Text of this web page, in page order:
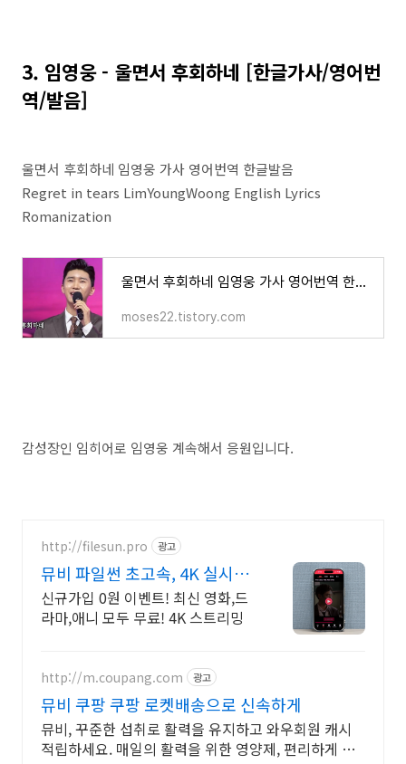
3. 임영웅 - 울면서 후회하네 [한글가사/영어번
역/발음]
울면서 후회하네 임영웅 가사 영어번역 한글발음
Regret in tears LimYoungWoong English Lyrics
Romanization
울면서 후회하네 임영웅 가사 영어번역 한글발음 Regret in tears LimYoungWoong English Lyrics Romanization
moses22.tistory.com
감성장인 임히어로 임영웅 계속해서 응원입니다.
http://filesun.pro 광고
뮤비 파일썬 초고속, 4K 실시간
보기!
신규가입 0원 이벤트! 최신 영화,드
라마,애니 모두 무료! 4K 스트리밍
http://m.coupang.com 광고
뮤비 쿠팡 쿠팡 로켓배송으로 신속하게
뮤비, 꾸준한 섭취로 활력을 유지하고 와우회원 캐시
적립하세요. 매일의 활력을 위한 영양제, 편리하게 챙